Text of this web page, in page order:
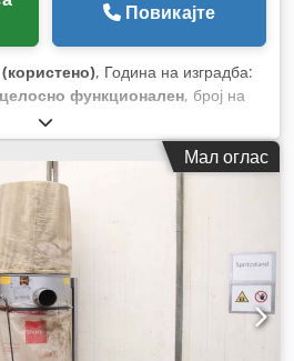
Повикајте
, Година на изградба:
целосно функционален, број на
Мал оглас